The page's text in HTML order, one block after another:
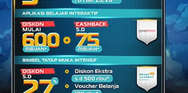
akan mempelajari mata kuliah yang
Organisasi. Mata kuliah di jurusan ini
bisnis modern diantaranya sebagai